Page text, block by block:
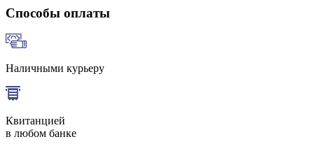
Способы оплаты
Наличными курьеру
Квитанцией
в любом банке